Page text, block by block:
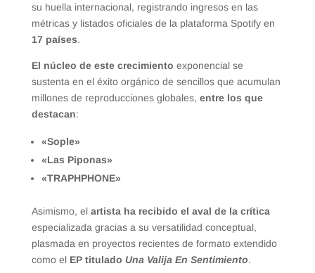
su huella internacional, registrando ingresos en las
métricas y listados oficiales de la plataforma Spotify en
17 países.
El núcleo de este crecimiento exponencial se
sustenta en el éxito orgánico de sencillos que acumulan
millones de reproducciones globales, entre los que
destacan:
«Sople»
«Las Piponas»
«TRAPHPHONE»
Asimismo, el artista ha recibido el aval de la crítica
especializada gracias a su versatilidad conceptual,
plasmada en proyectos recientes de formato extendido
como el EP titulado Una Valija En Sentimiento.